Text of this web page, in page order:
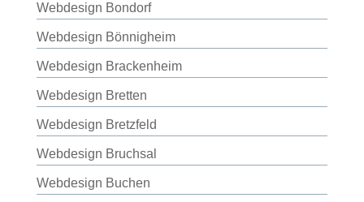
Webdesign Bondorf
Webdesign Bönnigheim
Webdesign Brackenheim
Webdesign Bretten
Webdesign Bretzfeld
Webdesign Bruchsal
Webdesign Buchen